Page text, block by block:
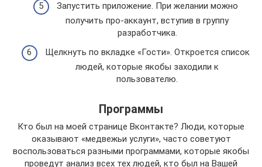
Запустить приложение. При желании можно
получить про-аккаунт, вступив в группу
разработчика.
Щелкнуть по вкладке «Гости». Откроется список
людей, которые якобы заходили к
пользователю.
Программы
Кто был на моей странице Вконтакте? Люди, которые
оказывают «медвежьи услуги», часто советуют
воспользоваться разными программами, которые якобы
проведут анализ всех тех людей, кто был на Вашей